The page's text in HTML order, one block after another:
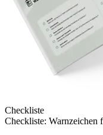
Checkliste
Checkliste: Warnzeichen